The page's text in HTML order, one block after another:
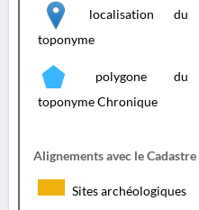
localisation du
toponyme
polygone du
toponyme Chronique
Alignements avec le
Sites archéologiques